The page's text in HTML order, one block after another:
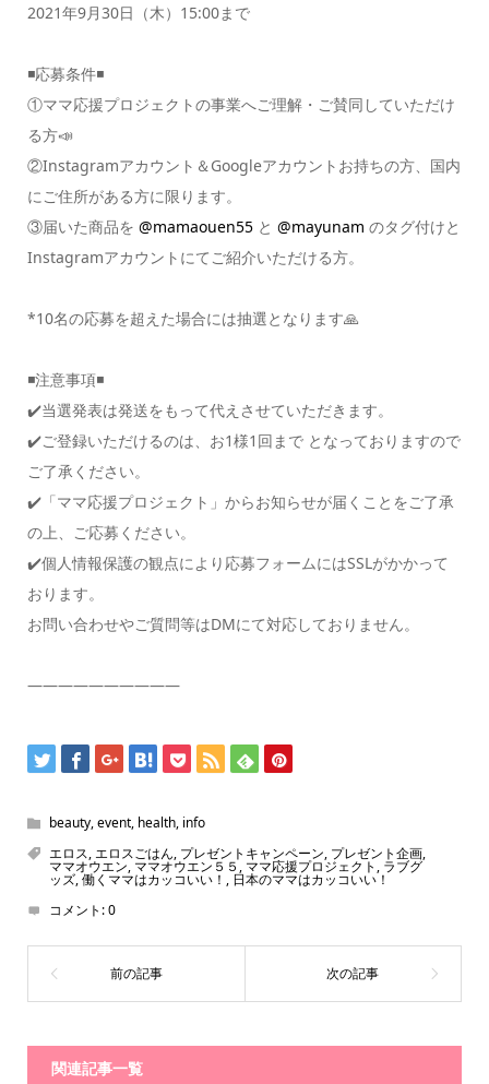
2021年9月30日（木）15:00まで
◾️応募条件◾️
①ママ応援プロジェクトの事業へご理解・ご賛同していただけ
る方📣
②Instagramアカウント＆Googleアカウントお持ちの方、国内
にご住所がある方に限ります。
③届いた商品を @mamaouen55と @mayunam のタグ付けと
Instagramアカウントにてご紹介いただける方。
*10名の応募を超えた場合には抽選となります🙏
◾️注意事項◾️
✔️当選発表は発送をもって代えさせていただきます。
✔️ご登録いただけるのは、お1様1回まで となっておりますので
ご了承ください。
✔️「ママ応援プロジェクト」からお知らせが届くことをご了承
の上、ご応募ください。
✔️個人情報保護の観点により応募フォームにはSSLがかかって
おります。
お問い合わせやご質問等はDMにて対応しておりません。
——————————
beauty,event, health, info
エロス,エロスごはん, プレゼントキャンペーン, プレゼント企画,
ママオウエン, ママオウエン５５, ママ応援プロジェクト , ラブグ
ッズ,働くママはカッコいい！ , 日本のママはカッコいい！
コメント:0
関連記事一覧